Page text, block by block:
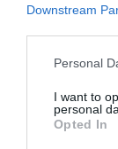
Downstream
Personal
I want to
personal
Opted In